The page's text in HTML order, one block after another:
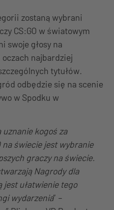
zostaną wybrani
CS:GO w światowym
swoje głosy na
najbardziej
tytułów.
odbędzie się na scenie
w Spodku w
uznanie kogoś za
na świecie jest wybranie
graczy na świecie.
Nagrody dla
jest ułatwienie tego
wydarzenia” –